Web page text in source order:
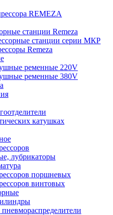
REMEZA
станции Remeza
станции серии МКР
Remeza
ременные 220V
ременные 380V
катушках
лубрикаторы
поршневых
винтовых